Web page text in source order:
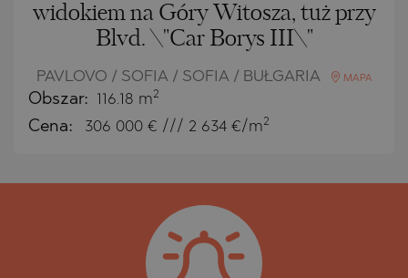
widokiem na Góry Witosza, tuż przy
Blvd. \"Car Borys III\"
PAVLOVO / SOFIA / SOFIA / BUŁGARIA MAPA
Obszar: 116.18 m2
Cena: 306 000 € /// 2 634 €/m2